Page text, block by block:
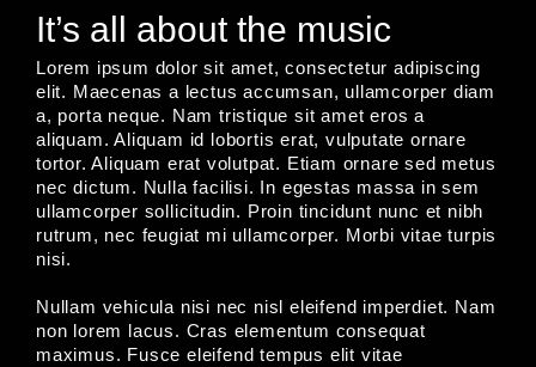
It’s all about the music
Lorem ipsum dolor sit amet, consectetur adipiscing
elit. Maecenas a lectus accumsan, ullamcorper diam
a, porta neque. Nam tristique sit amet eros a
aliquam. Aliquam id lobortis erat, vulputate ornare
tortor. Aliquam erat volutpat. Etiam ornare sed metus
nec dictum. Nulla facilisi. In egestas massa in sem
ullamcorper sollicitudin. Proin tincidunt nunc et nibh
rutrum, nec feugiat mi ullamcorper. Morbi vitae turpis
nisi.
Nullam vehicula nisi nec nisl eleifend imperdiet. Nam
non lorem lacus. Cras elementum consequat
maximus. Fusce eleifend tempus elit vitae